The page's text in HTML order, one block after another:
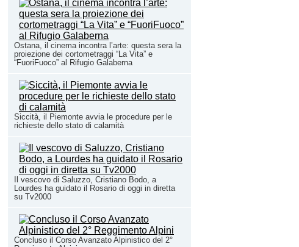
Ostana, il cinema incontra l’arte: questa sera la
proiezione dei cortometraggi “La Vita” e
“FuoriFuoco” al Rifugio Galaberna
Siccità, il Piemonte avvia le procedure per le
richieste dello stato di calamità
Il vescovo di Saluzzo, Cristiano Bodo, a
Lourdes ha guidato il Rosario di oggi in diretta
su Tv2000
Concluso il Corso Avanzato Alpinistico del 2°